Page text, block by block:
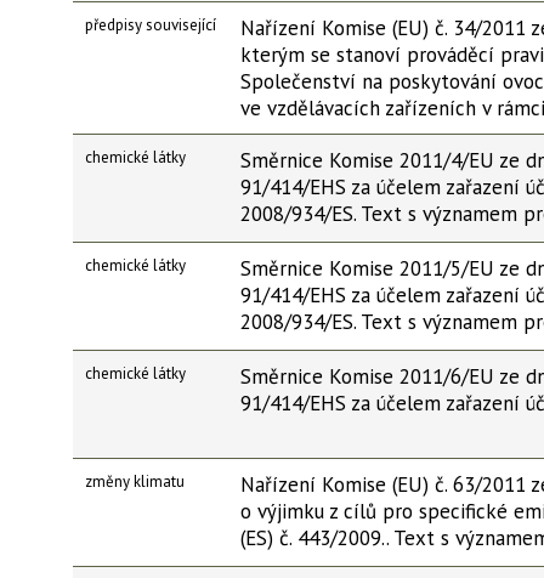
předpisy související
Nařízení Komise (EU) č. 34/2011
kterým se stanoví prováděcí
Společenství na poskytování
ve vzdělávacích zařízeních v
chemické látky
Směrnice Komise 2011/4/EU ze
91/414/EHS za účelem zařazení
2008/934/ES. Text s významem
chemické látky
Směrnice Komise 2011/5/EU ze
91/414/EHS za účelem zařazení
2008/934/ES. Text s významem
chemické látky
Směrnice Komise 2011/6/EU ze
91/414/EHS za účelem zařazení
změny klimatu
Nařízení Komise (EU) č. 63/2011
o výjimku z cílů pro specifické
(ES) č. 443/2009.. Text s